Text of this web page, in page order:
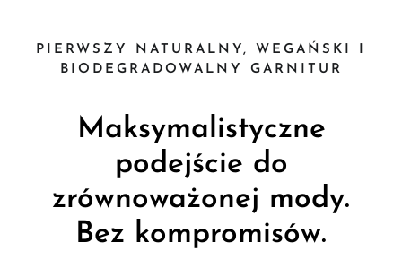
PIERWSZY NATURALNY, WEGAŃSKI I
BIODEGRADOWALNY GARNITUR
Maksymalistyczne
podejście do
zrównoważonej mody.
Bez kompromisów.